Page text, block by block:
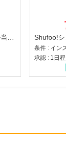
Shufoo!
承認 : 1日